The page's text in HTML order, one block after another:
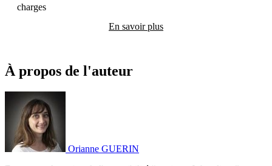
charges
En savoir plus
À propos de l'auteur
Orianne GUERIN